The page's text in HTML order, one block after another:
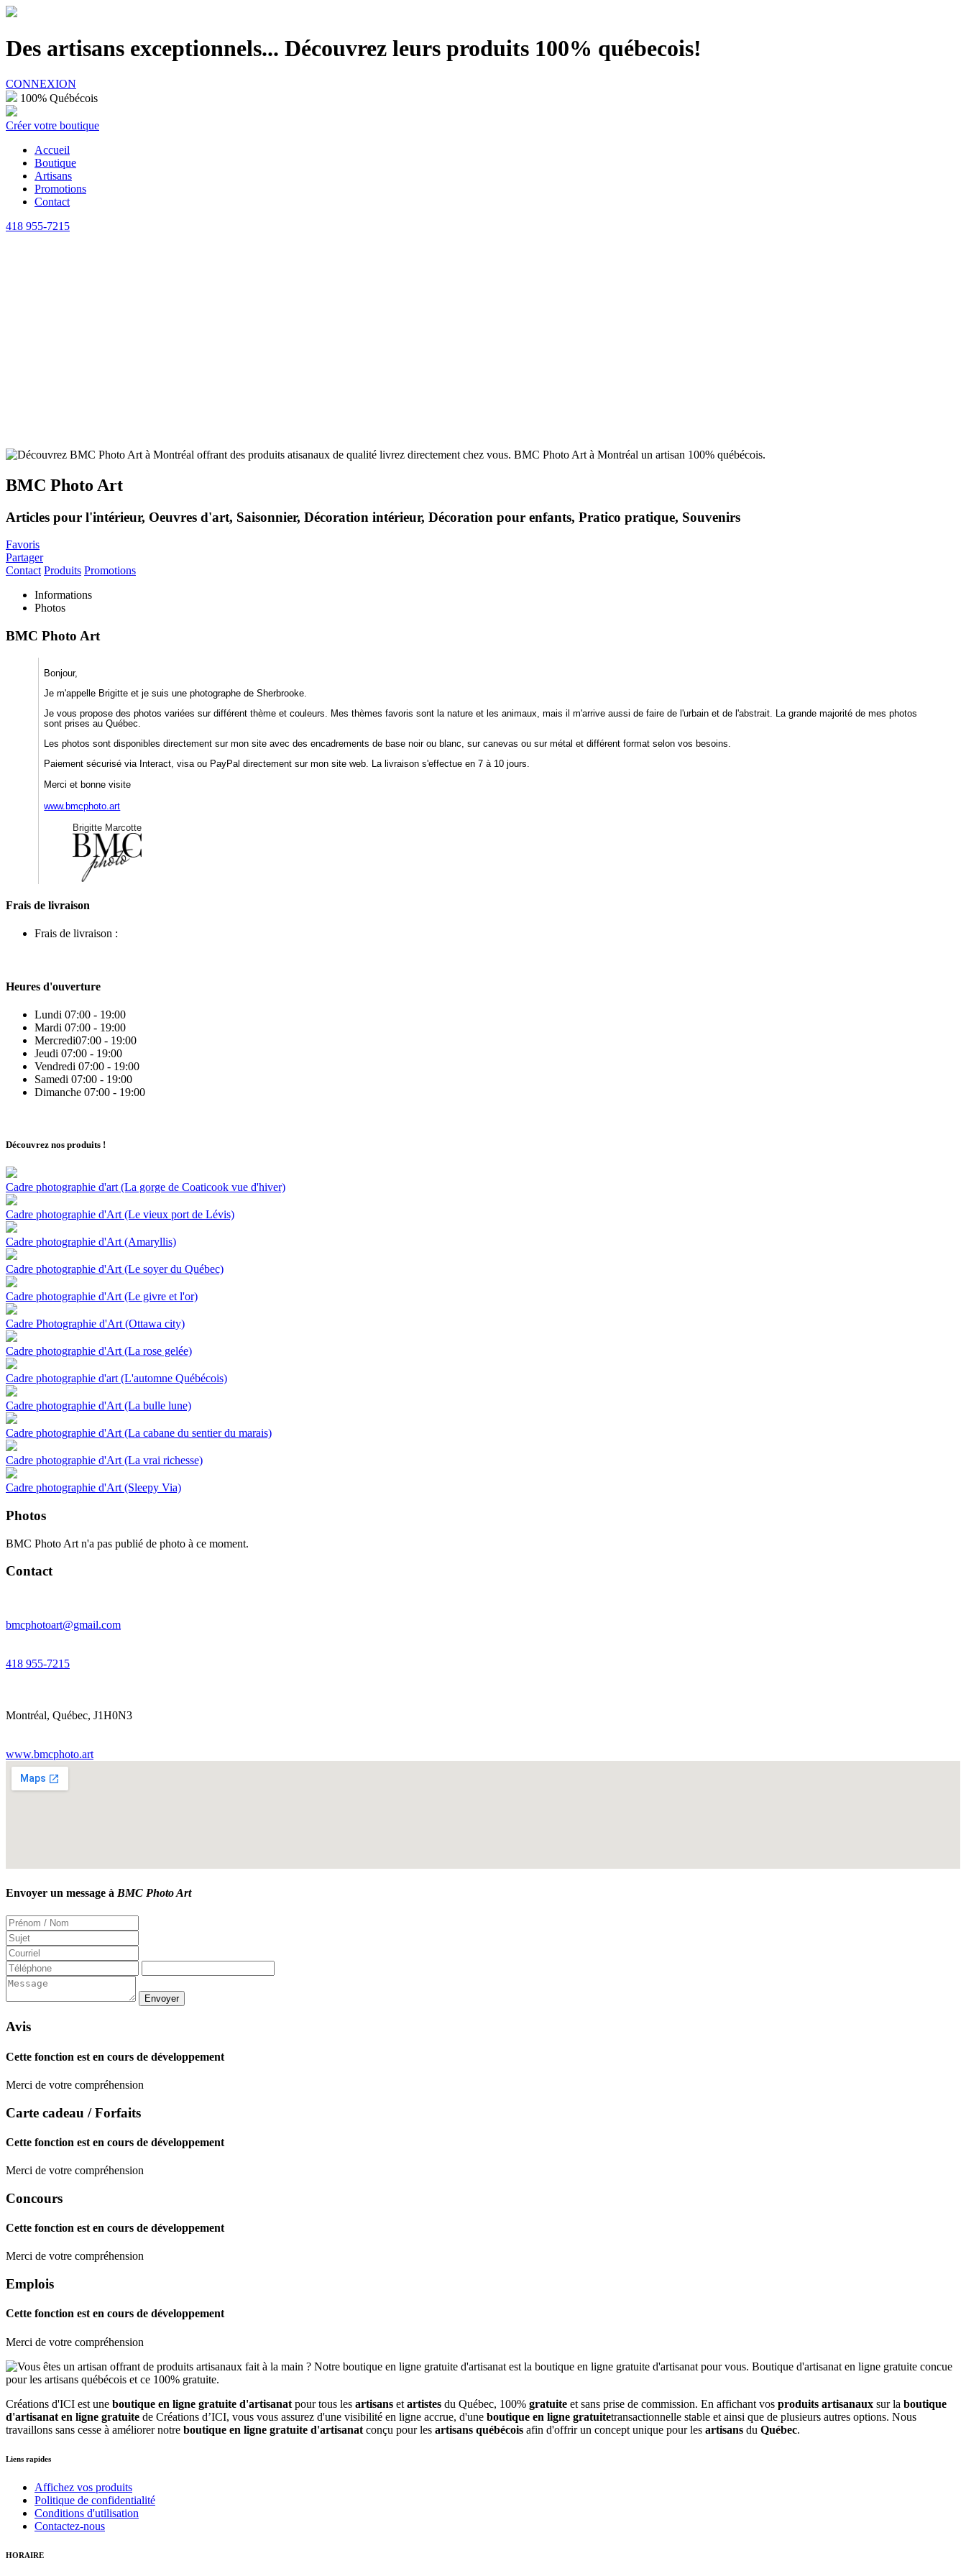
Des artisans exceptionnels... Découvrez leurs produits 100% québecois!
CONNEXION
100% Québécois
Créer votre boutique
Accueil
Boutique
Artisans
Promotions
Contact
418 955-7215
BMC Photo Art
Articles pour l'intérieur, Oeuvres d'art, Saisonnier, Décoration intérieur, Décoration pour enfants, Pratico pratique, Souvenirs
Favoris
Partager
Contact Produits Promotions
Informations
Photos
BMC Photo Art
Bonjour,
Je m'appelle Brigitte et je suis une photographe de Sherbrooke.
Je vous propose des photos variées sur différent thème et couleurs. Mes thèmes favoris sont la nature et les animaux, mais il m'arrive aussi de faire de l'urbain et de l'abstrait. La grande majorité de mes photos
sont prises au Québec.
Les photos sont disponibles directement sur mon site avec des encadrements de base noir ou blanc, sur canevas ou sur métal et différent format selon vos besoins.
Paiement sécurisé via Interact, visa ou PayPal directement sur mon site web. La livraison s'effectue en 7 à 10 jours.
Merci et bonne visite
www.bmcphoto.art
Brigitte Marcotte
Frais de livraison
Frais de livraison :
Heures d'ouverture
Lundi 07:00 - 19:00
Mardi 07:00 - 19:00
Mercredi07:00 - 19:00
Jeudi 07:00 - 19:00
Vendredi 07:00 - 19:00
Samedi 07:00 - 19:00
Dimanche 07:00 - 19:00
Découvrez nos produits !
Cadre photographie d'art (La gorge de Coaticook vue d'hiver)
Cadre photographie d'Art (Le vieux port de Lévis)
Cadre photographie d'Art (Amaryllis)
Cadre photographie d'Art (Le soyer du Québec)
Cadre photographie d'Art (Le givre et l'or)
Cadre Photographie d'Art (Ottawa city)
Cadre photographie d'Art (La rose gelée)
Cadre photographie d'art (L'automne Québécois)
Cadre photographie d'Art (La bulle lune)
Cadre photographie d'Art (La cabane du sentier du marais)
Cadre photographie d'Art (La vrai richesse)
Cadre photographie d'Art (Sleepy Via)
Photos
BMC Photo Art n'a pas publié de photo à ce moment.
Contact
bmcphotoart@gmail.com
418 955-7215
Montréal, Québec, J1H0N3
www.bmcphoto.art
Envoyer un message à BMC Photo Art
Avis
Cette fonction est en cours de développement
Merci de votre compréhension
Carte cadeau / Forfaits
Cette fonction est en cours de développement
Merci de votre compréhension
Concours
Cette fonction est en cours de développement
Merci de votre compréhension
Emplois
Cette fonction est en cours de développement
Merci de votre compréhension
Créations d'ICI est une boutique en ligne gratuite d'artisanat pour tous les artisans et artistes du Québec, 100% gratuite et sans prise de commission. En affichant vos produits artisanaux sur la boutique
d'artisanat en ligne gratuite de Créations d’ICI, vous vous assurez d'une visibilité en ligne accrue, d'une boutique en ligne gratuitetransactionnelle stable et ainsi que de plusieurs autres options. Nous
travaillons sans cesse à améliorer notre boutique en ligne gratuite d'artisanat conçu pour les artisans québécois afin d'offrir un concept unique pour les artisans du Québec.
Liens rapides
Affichez vos produits
Politique de confidentialité
Conditions d'utilisation
Contactez-nous
HORAIRE